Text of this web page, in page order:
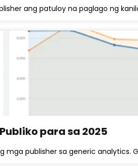
ang patuloy na paglago ng
para sa 2025
mga publisher sa generic analytics.